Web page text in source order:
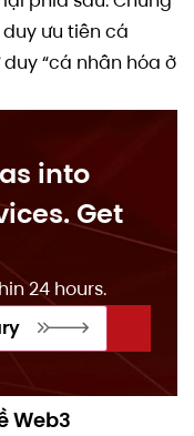
ưu tiên cá
“cá nhân hóa ở
into
Get
24 hours.
Web3